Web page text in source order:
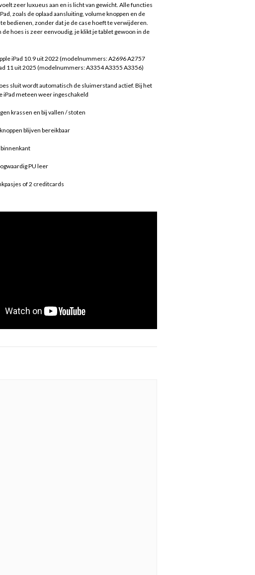
zeer luxueus aan en is licht van gewicht. Alle functies
zoals de oplaad aansluiting, volume knoppen en de
bedienen, zonder dat je de case hoeft te verwijderen.
de hoes is zeer eenvoudig, je klikt je tablet gewoon in de
iPad 10.9 uit 2022 (modelnummers: A2696 A2757
11 uit 2025 (modelnummers: A3354 A3355 A3356)
sluit wordt automatisch de sluimerstand actief. Bij het
iPad meteen weer ingeschakeld
krassen en bij vallen / stoten
blijven bereikbaar
PU leer
of 2 creditcards